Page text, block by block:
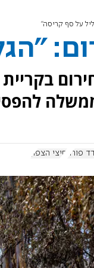
על סף קריסה"
פורר חיצי הצפון